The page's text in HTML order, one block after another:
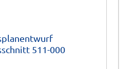
511-000